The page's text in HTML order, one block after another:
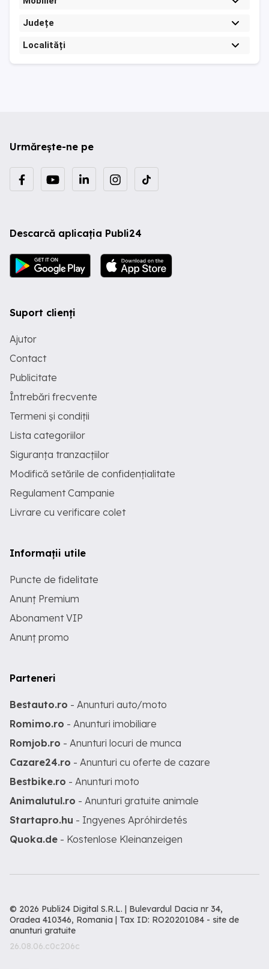
Județe
Localități
Urmărește-ne pe
Descarcă aplicația Publi24
Suport clienți
Ajutor
Contact
Publicitate
Întrebări frecvente
Termeni și condiții
Lista categoriilor
Siguranța tranzacțiilor
Modifică setările de confidențialitate
Regulament Campanie
Livrare cu verificare colet
Informații utile
Puncte de fidelitate
Anunț Premium
Abonament VIP
Anunț promo
Parteneri
Bestauto.ro - Anunturi auto/moto
Romimo.ro - Anunturi imobiliare
Romjob.ro - Anunturi locuri de munca
Cazare24.ro - Anunturi cu oferte de cazare
Bestbike.ro - Anunturi moto
Animalutul.ro - Anunturi gratuite animale
Startapro.hu - Ingyenes Apróhirdetés
Quoka.de - Kostenlose Kleinanzeigen
© 2026 Publi24 Digital S.R.L. | Bulevardul Dacia nr 34,
Oradea 410346, Romania | Tax ID: RO20201084 - site de
anunturi gratuite
26.08.06.c0c206c